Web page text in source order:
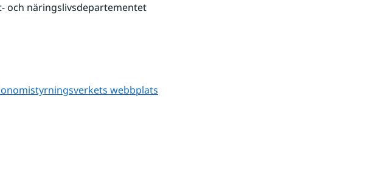
och näringslivsdepartementet
webbplats